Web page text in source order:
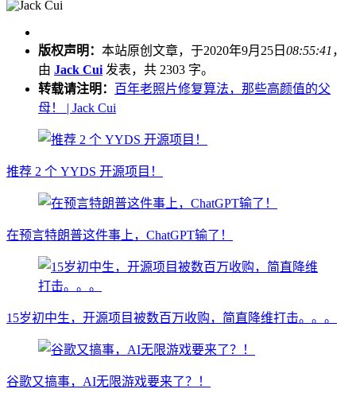
版权声明： 本站原创文章，于2020年9月25日 08:55:41 ，
由 Jack Cui 发表，共 2303 字。
转载请注明： 百年老照片修复算法，那些高颜值的父
母！ | Jack Cui
推荐 2 个 YYDS 开源项目！
在预言特朗普这件事上，ChatGPT输了！
15岁初中生，开源项目被数百万收购，简直降维打击。。。
谷歌又搞事，AI无限游戏要来了？！